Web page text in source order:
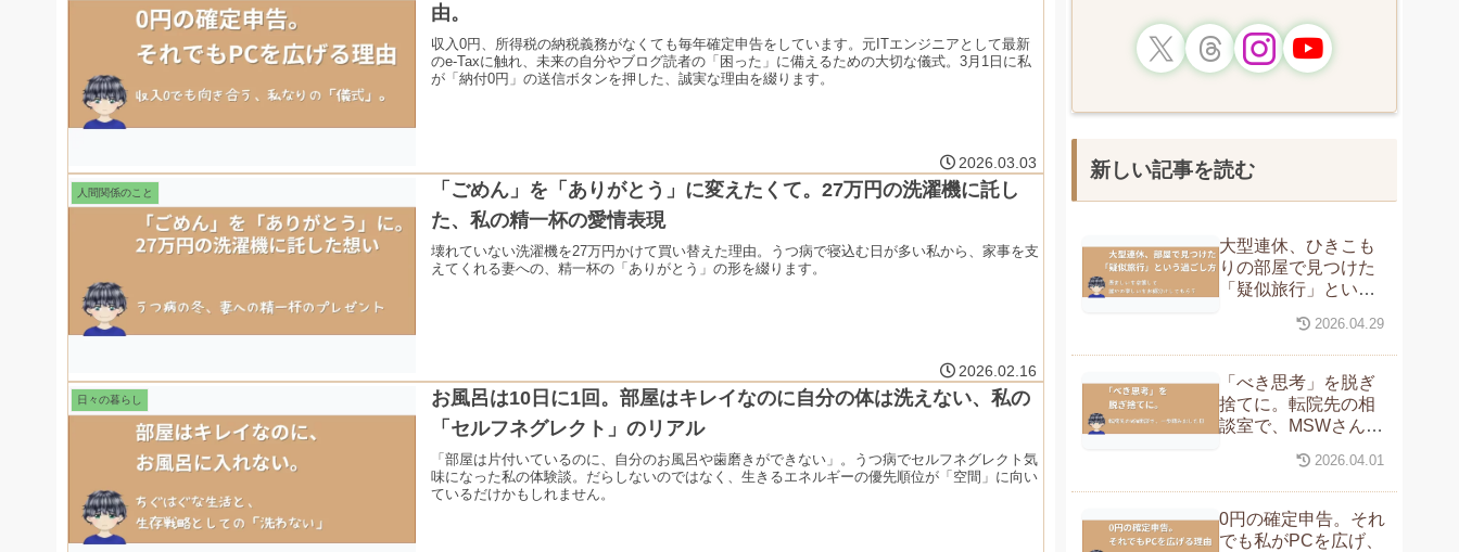
由。
収入0円、所得税の納税義務がなくても毎年確定申告をしています。元ITエンジニアとして最新
のe-Taxに触れ、未来の自分やブログ読者の「困った」に備えるための大切な儀式。3月1日に私
が「納付0円」の送信ボタンを押した、誠実な理由を綴ります。
2026.03.03
人間関係のこと
「ごめん」を「ありがとう」に変えたくて。27万円の洗濯機に託し
た、私の精一杯の愛情表現
壊れていない洗濯機を27万円かけて買い替えた理由。うつ病で寝込む日が多い私から、家事を支
えてくれる妻への、精一杯の「ありがとう」の形を綴ります。
2026.02.16
日々の暮らし
お風呂は10日に1回。部屋はキレイなのに自分の体は洗えない、私の
「セルフネグレクト」のリアル
「部屋は片付いているのに、自分のお風呂や歯磨きができない」。うつ病でセルフネグレクト気
味になった私の体験談。だらしないのではなく、生きるエネルギーの優先順位が「空間」に向い
ているだけかもしれません。
新しい記事を読む
大型連休、ひきこも
りの部屋で見つけた
「疑似旅行」という
2026.04.29
「べき思考」を脱ぎ
捨てに。転院先の相
談室で、MSWさんに
私の「生活」2026.04.01
0円の確定申告。それ
でも私がPCを広げ、